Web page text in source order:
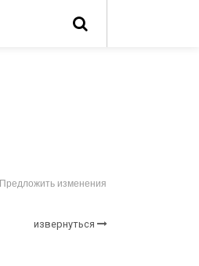
Предложить изменения
извернуться